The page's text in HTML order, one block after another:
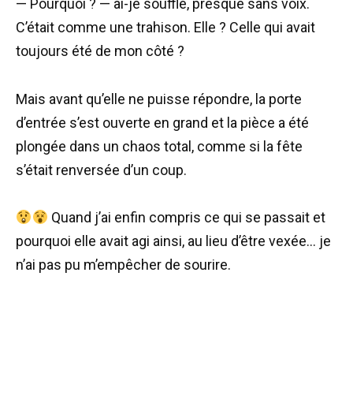
— Pourquoi ? — ai-je soufflé, presque sans voix.
C’était comme une trahison. Elle ? Celle qui avait
toujours été de mon côté ?
Mais avant qu’elle ne puisse répondre, la porte
d’entrée s’est ouverte en grand et la pièce a été
plongée dans un chaos total, comme si la fête
s’était renversée d’un coup.
Quand j’ai enfin compris ce qui se passait et
pourquoi elle avait agi ainsi, au lieu d’être vexée… je
n’ai pas pu m’empêcher de sourire.